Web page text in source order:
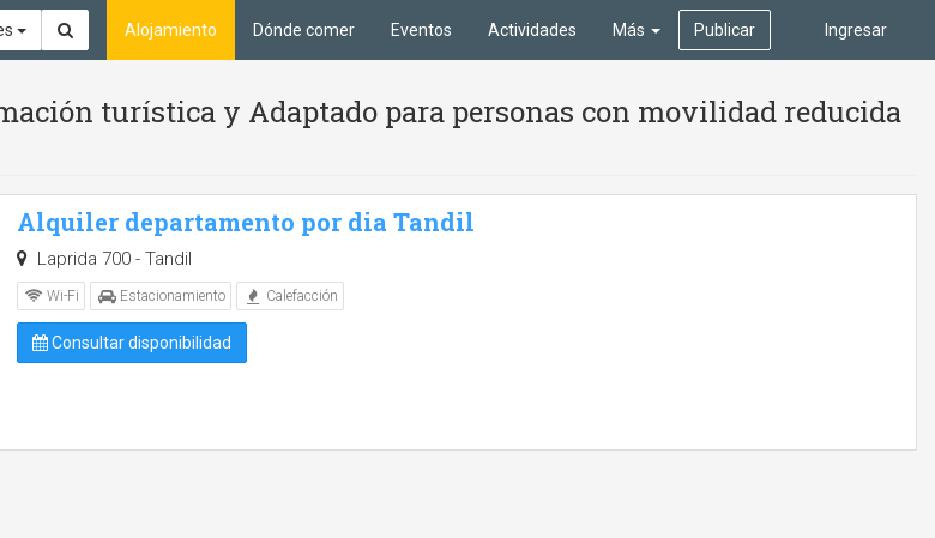
Ingresar
Alojamiento Dónde comer Eventos Actividades Más Publicar
turística y Adaptado para personas con movilidad reducida
Alquiler departamento por dia Tandil
Laprida 700 - Tandil
Wi-Fi Estacionamiento Calefacción
Consultar disponibilidad